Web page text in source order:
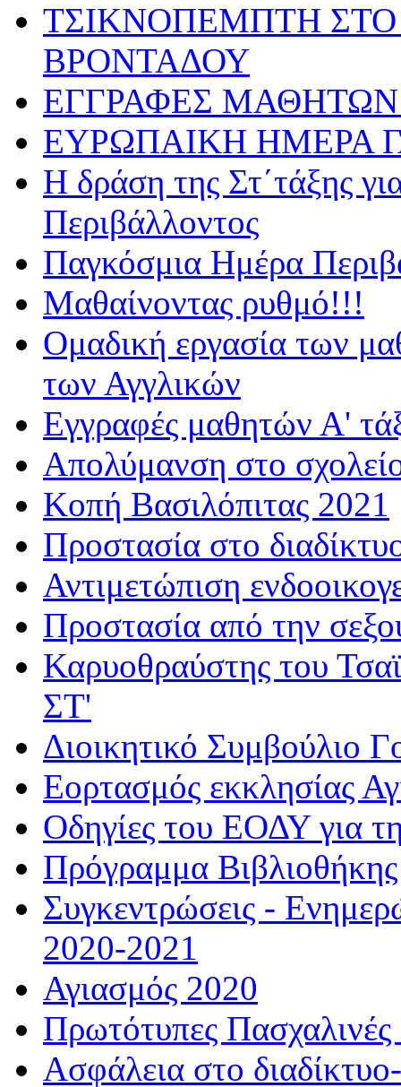
ΤΣΙΚΝΟΠΕΜΠΤΗ ΣΤΟ
ΒΡΟΝΤΑΔΟΥ
ΕΓΓΡΑΦΕΣ ΜΑΘΗΤΩΝ
ΕΥΡΩΠΑΙΚΗ ΗΜΕΡΑ
Η δράση της Στ΄τάξης
Περιβάλλοντος
Παγκόσμια Ημέρα
Μαθαίνοντας ρυθμό!!!
Ομαδική εργασία των
των Αγγλικών
Εγγραφές μαθητών Α'
Απολύμανση στο
Κοπή Βασιλόπιτας 2021
Προστασία στο
Αντιμετώπιση
Προστασία από την
Καρυοθραύστης του
ΣΤ'
Διοικητικό Συμβούλιο
Εορτασμός εκκλησίας
Οδηγίες του ΕΟΔΥ για
Πρόγραμμα
Συγκεντρώσεις -
2020-2021
Αγιασμός 2020
Πρωτότυπες Πασχαλινές
Ασφάλεια στο